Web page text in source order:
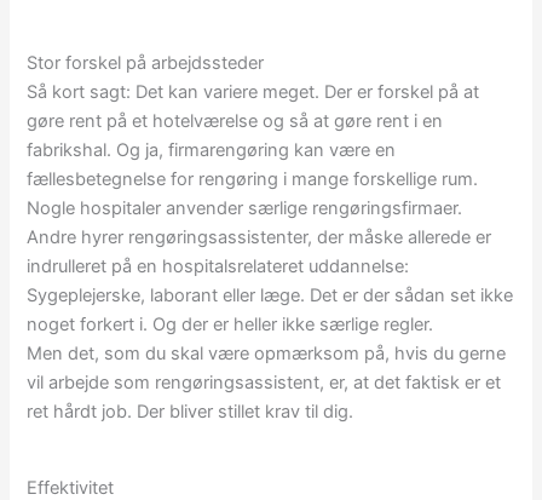
Stor forskel på arbejdssteder
Så kort sagt: Det kan variere meget. Der er forskel på at
gøre rent på et hotelværelse og så at gøre rent i en
fabrikshal. Og ja, firmarengøring kan være en
fællesbetegnelse for rengøring i mange forskellige rum.
Nogle hospitaler anvender særlige rengøringsfirmaer.
Andre hyrer rengøringsassistenter, der måske allerede er
indrulleret på en hospitalsrelateret uddannelse:
Sygeplejerske, laborant eller læge. Det er der sådan set ikke
noget forkert i. Og der er heller ikke særlige regler.
Men det, som du skal være opmærksom på, hvis du gerne
vil arbejde som rengøringsassistent, er, at det faktisk er et
ret hårdt job. Der bliver stillet krav til dig.
Effektivitet